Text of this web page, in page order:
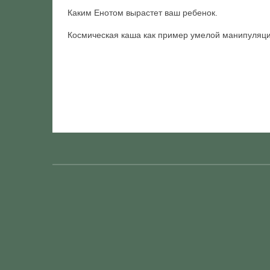
Каким Енотом вырастет ваш ребенок.
Космическая каша как пример умелой